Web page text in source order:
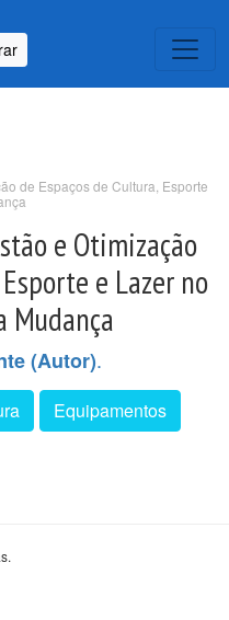
de Espaços de Cultura, Esporte
e Otimização
e Lazer no
Mudança
(Autor).
Equipamentos